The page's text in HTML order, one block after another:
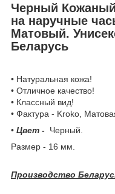
Черный
на наручные
Матовый.
Беларусь
• Натуральная кожа!
• Отличное качество!
• Классный вид!
• Фактура - Kroko,
• Цвет - Черный.
Размер - 16 мм.
Производство